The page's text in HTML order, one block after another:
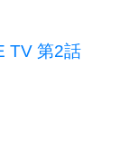
TV 第2話